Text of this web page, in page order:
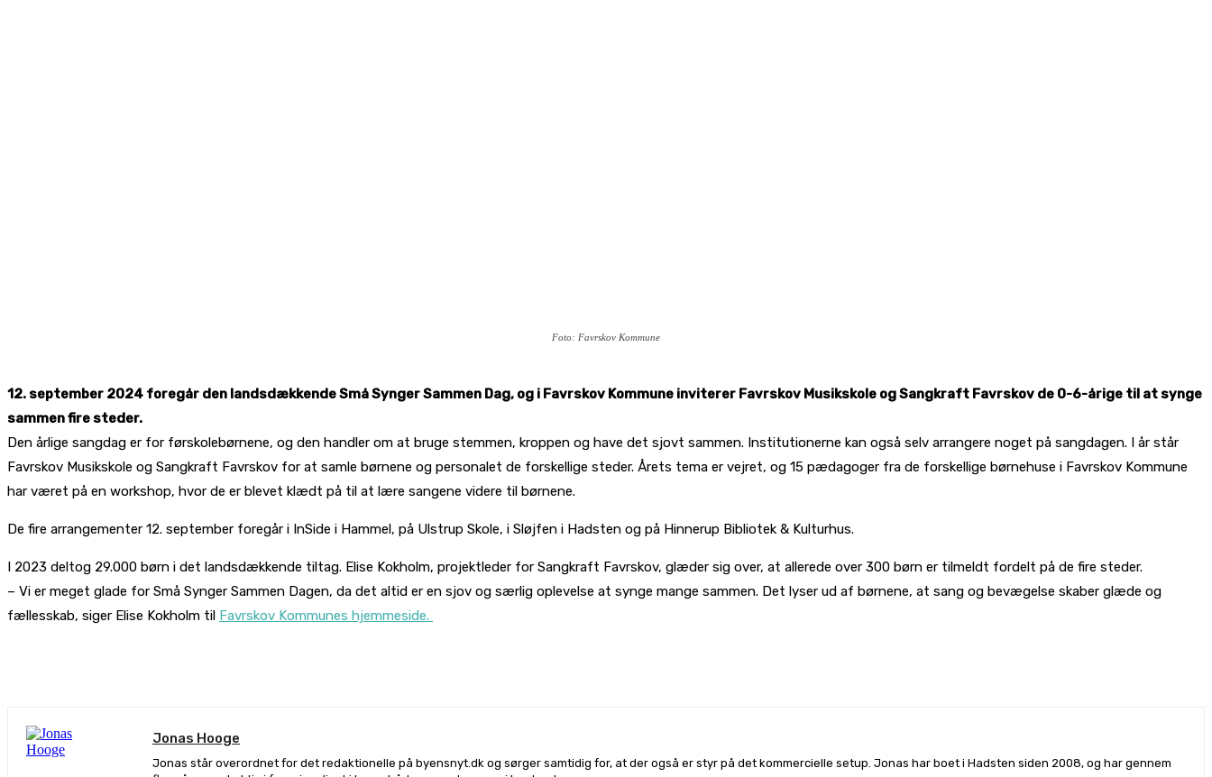
Foto: Favrskov Kommune
12. september 2024 foregår den landsdækkende Små Synger Sammen Dag, og i Favrskov Kommune inviterer Favrskov Musikskole og Sangkraft Favrskov de 0-6-årige til at synge
sammen fire steder.
Den årlige sangdag er for førskolebørnene, og den handler om at bruge stemmen, kroppen og have det sjovt sammen. Institutionerne kan også selv arrangere noget på sangdagen. I år står
Favrskov Musikskole og Sangkraft Favrskov for at samle børnene og personalet de forskellige steder. Årets tema er vejret, og 15 pædagoger fra de forskellige børnehuse i Favrskov Kommune
har været på en workshop, hvor de er blevet klædt på til at lære sangene videre til børnene.
De fire arrangementer 12. september foregår i InSide i Hammel, på Ulstrup Skole, i Sløjfen i Hadsten og på Hinnerup Bibliotek & Kulturhus.
I 2023 deltog 29.000 børn i det landsdækkende tiltag. Elise Kokholm, projektleder for Sangkraft Favrskov, glæder sig over, at allerede over 300 børn er tilmeldt fordelt på de fire steder.
– Vi er meget glade for Små Synger Sammen Dagen, da det altid er en sjov og særlig oplevelse at synge mange sammen. Det lyser ud af børnene, at sang og bevægelse skaber glæde og
fællesskab, siger Elise Kokholm til Favrskov Kommunes hjemmeside.
Jonas Hooge
Jonas står overordnet for det redaktionelle på byensnyt.dk og sørger samtidig for, at der også er styr på det kommercielle setup. Jonas har boet i Hadsten siden 2008, og har gennem